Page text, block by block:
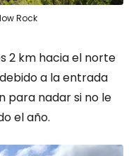
Rock
2 km hacia el norte
a la entrada
para nadar si no le
el año.